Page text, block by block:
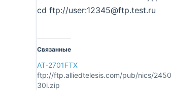
cd ftp://user:12345@ftp.test.ru
Связанные
AT-2701FTX
ftp://ftp.alliedtelesis.com/pub/nics/
30i.zip